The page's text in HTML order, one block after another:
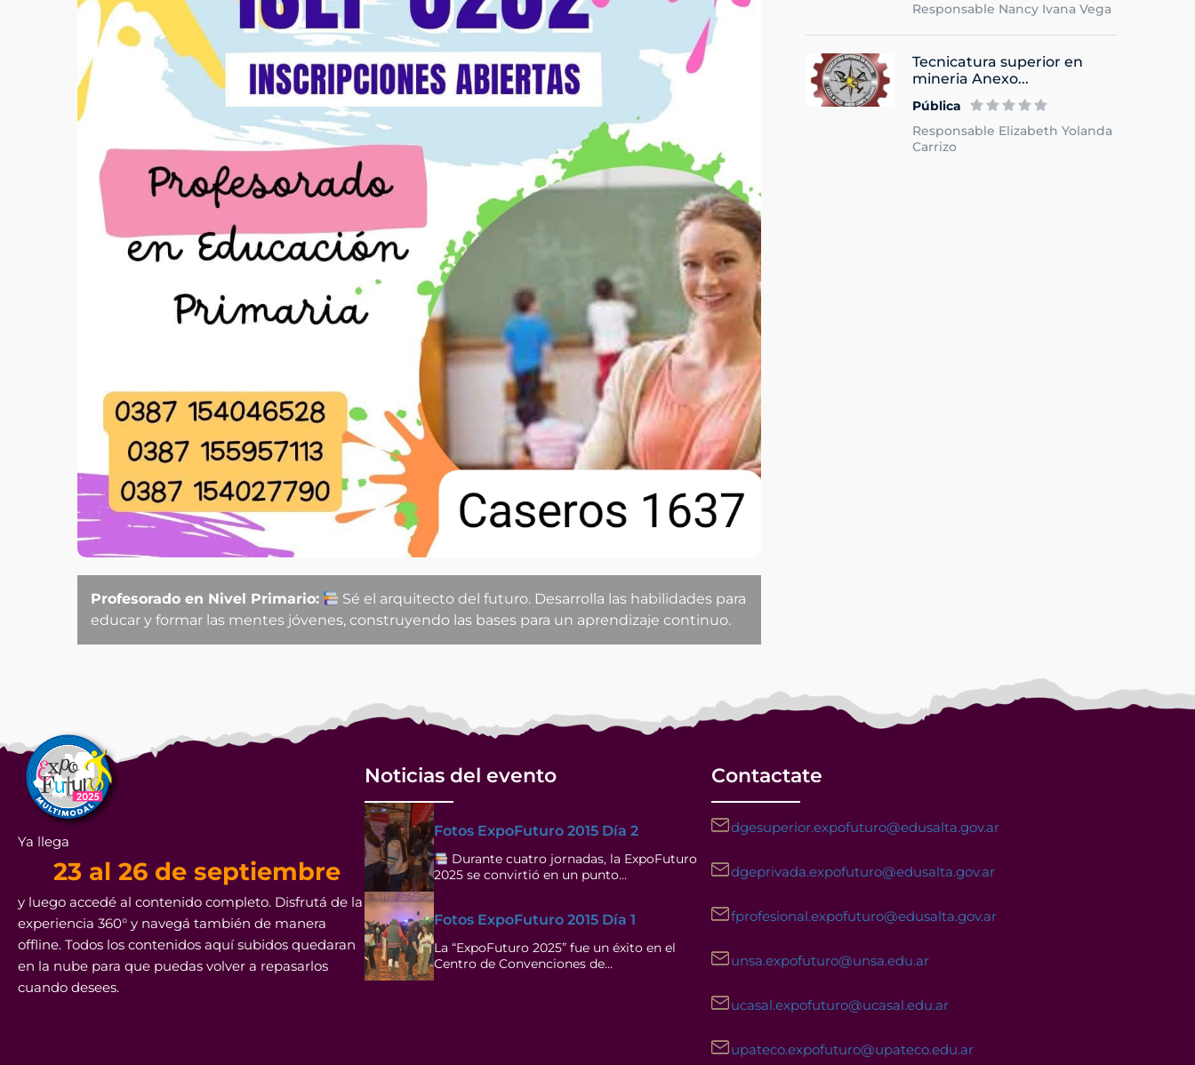
Profesorado en Nivel Primario:
Sé el arquitecto del futuro. Desarrolla las habilidades para
educar y formar las mentes jóvenes, construyendo las bases para un aprendizaje continuo.
Responsable Nancy Ivana Vega
Tecnicatura superior en
mineria Anexo...
Pública
Responsable Elizabeth Yolanda
Carrizo
Ya llega
23 al 26 de septiembre
y luego accedé al contenido completo. Disfrutá de la
experiencia 360° y navegá también de manera
offline. Todos los contenidos aquí subidos quedaran
en la nube para que puedas volver a repasarlos
cuando desees.
Noticias del evento
Fotos ExpoFuturo 2015 Día 2
Durante cuatro jornadas, la ExpoFuturo
2025 se convirtió en un punto…
Fotos ExpoFuturo 2015 Día 1
La “ExpoFuturo 2025” fue un éxito en el
Centro de Convenciones de…
Contactate
dgesuperior.expofuturo@edusalta.gov.ar
dgeprivada.expofuturo@edusalta.gov.ar
fprofesional.expofuturo@edusalta.gov.ar
unsa.expofuturo@unsa.edu.ar
ucasal.expofuturo@ucasal.edu.ar
upateco.expofuturo@upateco.edu.ar